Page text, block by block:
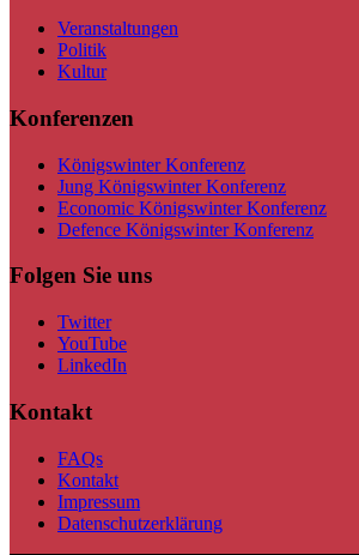
Veranstaltungen
Politik
Kultur
Konferenzen
Königswinter Konferenz
Jung Königswinter Konferenz
Economic Königswinter Konferenz
Defence Königswinter Konferenz
Folgen Sie uns
Twitter
YouTube
LinkedIn
Kontakt
FAQs
Kontakt
Impressum
Datenschutzerklärung